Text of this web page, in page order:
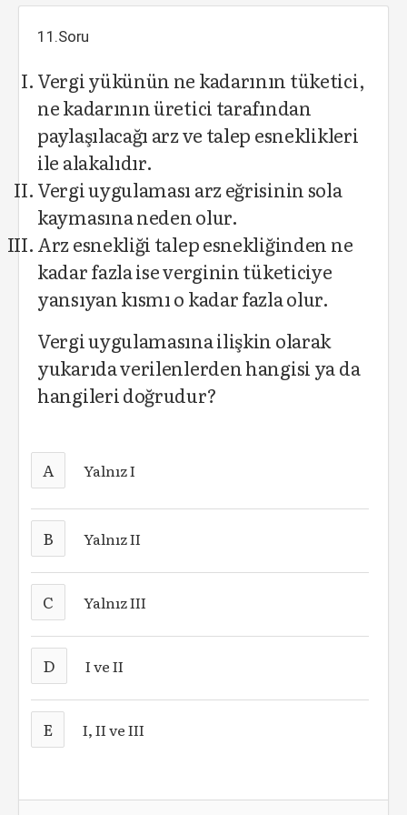
11.Soru
Vergi yükünün ne kadarının tüketici,
ne kadarının üretici tarafından
paylaşılacağı arz ve talep esneklikleri
ile alakalıdır.
Vergi uygulaması arz eğrisinin sola
kaymasına neden olur.
Arz esnekliği talep esnekliğinden ne
kadar fazla ise verginin tüketiciye
yansıyan kısmı o kadar fazla olur.
Vergi uygulamasına ilişkin olarak
yukarıda verilenlerden hangisi ya da
hangileri doğrudur?
A Yalnız I
B Yalnız II
C Yalnız III
D I ve II
E I, II ve III